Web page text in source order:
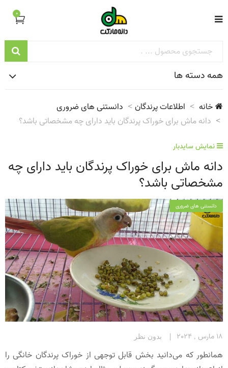
0
همه دسته ها
خانه اطلاعات پرندگان
دانستنی های ضروری
دانه ماش برای خوراک پرندگان باید دارای چه مشخصاتی باشد؟
نمایش سایدبار
دانه ماش برای خوراک پرندگان باید دارای چه
مشخصاتی باشد؟
دانستنی های ضروری
18 مارس , 2024 بدون نظر
همانطور که می‌دانید بخش قابل توجهی از خوراک پرندگان خانگی را